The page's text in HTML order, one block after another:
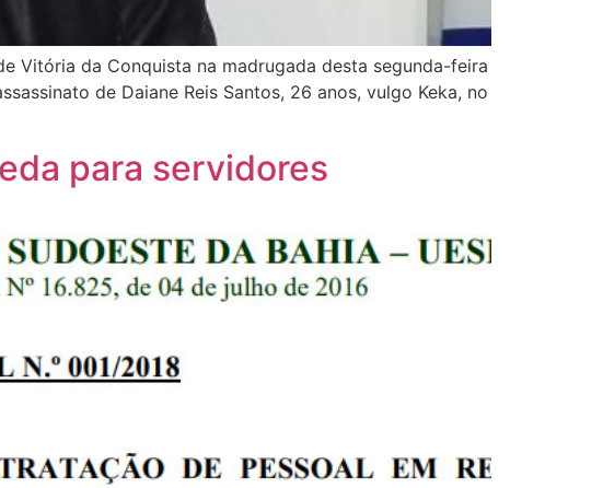
Vitória da Conquista na madrugada desta segunda-feira
de Daiane Reis Santos, 26 anos, vulgo Keka, no
para servidores